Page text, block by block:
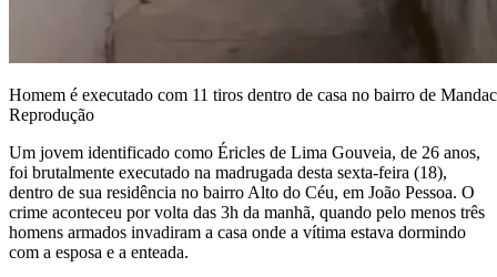
Homem é executado com 11 tiros dentro de casa no bairro de
Reprodução
Um jovem identificado como Éricles de Lima Gouveia, de 26 anos,
foi brutalmente executado na madrugada desta sexta-feira (18),
dentro de sua residência no bairro Alto do Céu, em João Pessoa. O
crime aconteceu por volta das 3h da manhã, quando pelo menos três
homens armados invadiram a casa onde a vítima estava dormindo
com a esposa e a enteada.